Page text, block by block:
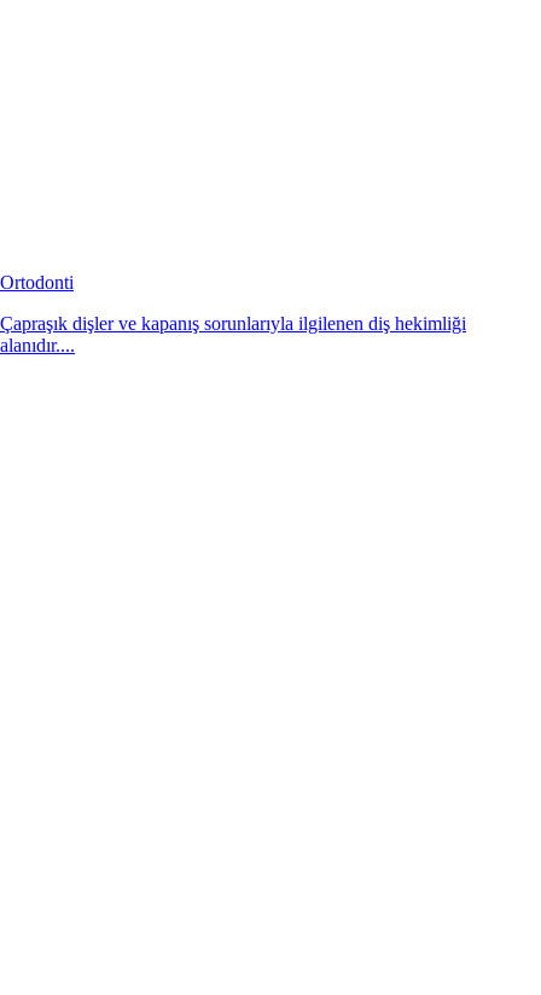
Ortodonti
Çapraşık dişler ve kapanış sorunlarıyla ilgilenen diş hekimliği
alanıdır....